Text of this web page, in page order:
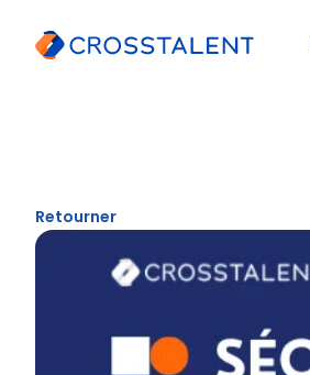
Retourner